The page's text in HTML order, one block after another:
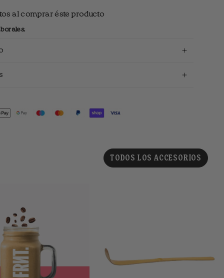
al comprar éste producto
TODOS LOS ACCESORIOS